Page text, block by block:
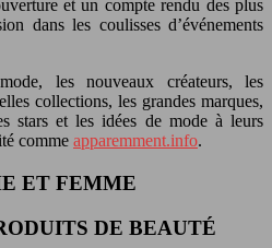
et un compte rendu des plus
dans les coulisses d’événements
les nouveaux créateurs, les
collections, les grandes marques,
stars et les idées de mode à leurs
comme apparemment.info.
ET FEMME
DE BEAUTÉ